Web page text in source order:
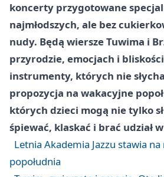
koncerty przygotowane
najmłodszych, ale bez
nudy. Będą wiersze Tuwima i
przyrodzie, emocjach i
instrumenty, których nie
propozycja na wakacyjne
których dzieci mogą nie tylko
śpiewać, klaskać i brać udział
Letnia Akademia Jazzu stawia
popołudnia